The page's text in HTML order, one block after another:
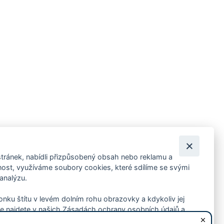
pozvánky na kulturní a sportovní akce?
nabídli přizpůsobený obsah nebo reklamu a
využíváme soubory cookies, které sdílíme se svými
štítu v levém dolním rohu obrazovky a kdykoliv jej
najdete v našich Zásadách ochrany osobních údajů a